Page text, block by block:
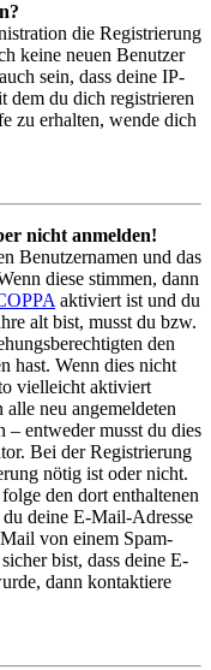
die Registrierung
keine neuen Benutzer
sein, dass deine IP-
dem du dich registrieren
zu erhalten, wende dich
nicht anmelden!
Benutzernamen und das
diese stimmen, dann
aktiviert ist und du
alt bist, musst du bzw.
den
hast. Wenn dies nicht
vielleicht aktiviert
neu angemeldeten
– entweder musst du dies
Bei der Registrierung
nötig ist oder nicht.
den dort enthaltenen
deine E-Mail-Adresse
von einem Spam-
bist, dass deine E-
dann kontaktiere